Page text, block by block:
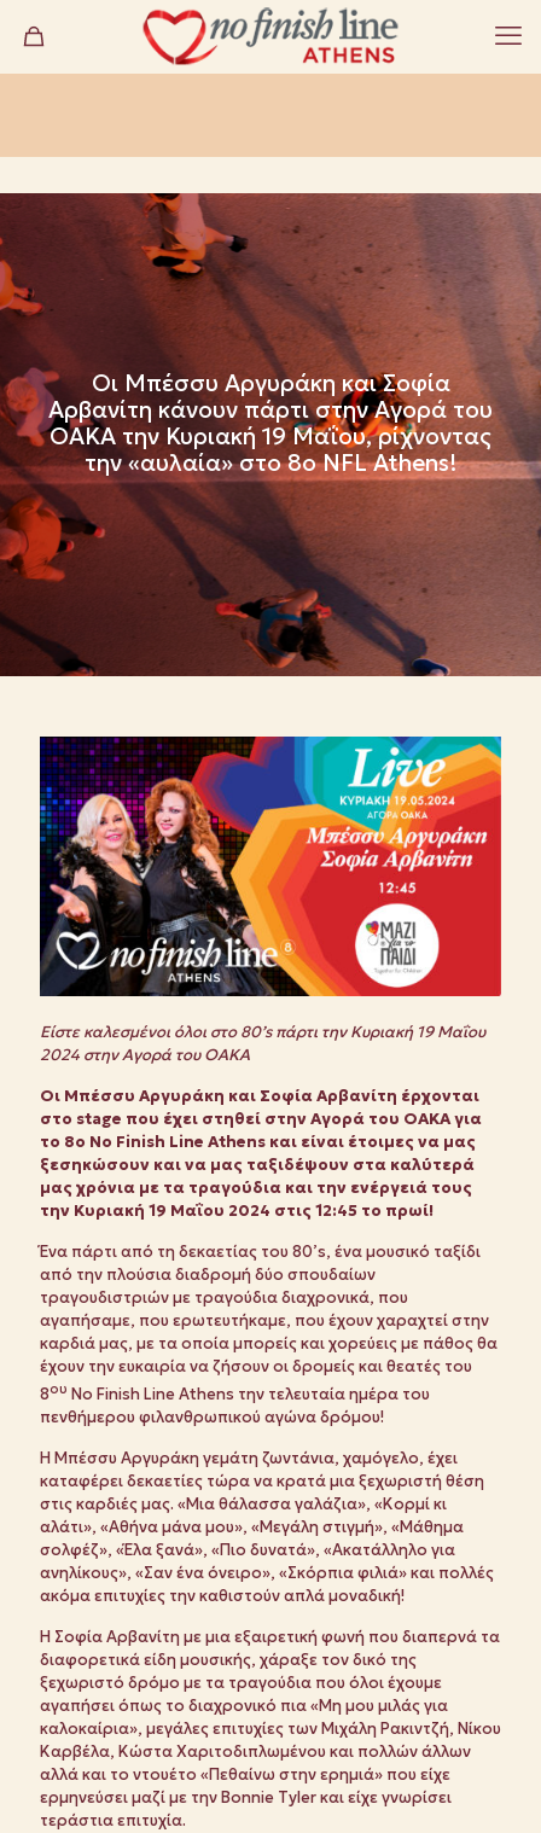
Οι Μπέσσυ Αργυράκη και Σοφία
Αρβανίτη κάνουν πάρτι στην Αγορά του
ΟΑΚΑ την Κυριακή 19 Μαΐου, ρίχνοντας
την «αυλαία» στο 8ο NFL Athens!
Είστε καλεσμένοι όλοι στο 80’s πάρτι την Κυριακή 19 Μαΐου
2024 στην Αγορά του ΟΑΚΑ
Οι Μπέσσυ Αργυράκη και Σοφία Αρβανίτη έρχονται
στο stage που έχει στηθεί στην Αγορά του ΟΑΚΑ για
το 8ο No Finish Line Athens και είναι έτοιμες να μας
ξεσηκώσουν και να μας ταξιδέψουν στα καλύτερά
μας χρόνια με τα τραγούδια και την ενέργειά τους
την Κυριακή 19 Μαΐου 2024 στις 12:45 το πρωί!
Ένα πάρτι από τη δεκαετίας του 80’s, ένα μουσικό ταξίδι
από την πλούσια διαδρομή δύο σπουδαίων
τραγουδιστριών με τραγούδια διαχρονικά, που
αγαπήσαμε, που ερωτευτήκαμε, που έχουν χαραχτεί στην
καρδιά μας, με τα οποία μπορείς και χορεύεις με πάθος θα
έχουν την ευκαιρία να ζήσουν οι δρομείς και θεατές του
8ου No Finish Line Athens την τελευταία ημέρα του
πενθήμερου φιλανθρωπικού αγώνα δρόμου!
H Μπέσσυ Αργυράκη γεμάτη ζωντάνια, χαμόγελο, έχει
καταφέρει δεκαετίες τώρα να κρατά μια ξεχωριστή θέση
στις καρδιές μας. «Μια θάλασσα γαλάζια», «Κορμί κι
αλάτι», «Αθήνα μάνα μου», «Μεγάλη στιγμή», «Μάθημα
σολφέζ», «Έλα ξανά», «Πιο δυνατά», «Ακατάλληλο για
ανηλίκους», «Σαν ένα όνειρο», «Σκόρπια φιλιά» και πολλές
ακόμα επιτυχίες την καθιστούν απλά μοναδική!
Η Σοφία Αρβανίτη με μια εξαιρετική φωνή που διαπερνά τα
διαφορετικά είδη μουσικής, χάραξε τον δικό της
ξεχωριστό δρόμο με τα τραγούδια που όλοι έχουμε
αγαπήσει όπως το διαχρονικό πια «Μη μου μιλάς για
καλοκαίρια», μεγάλες επιτυχίες των Μιχάλη Ρακιντζή, Νίκου
Καρβέλα, Κώστα Χαριτοδιπλωμένου και πολλών άλλων
αλλά και το ντουέτο «Πεθαίνω στην ερημιά» που είχε
ερμηνεύσει μαζί με την Bonnie Tyler και είχε γνωρίσει
τεράστια επιτυχία.